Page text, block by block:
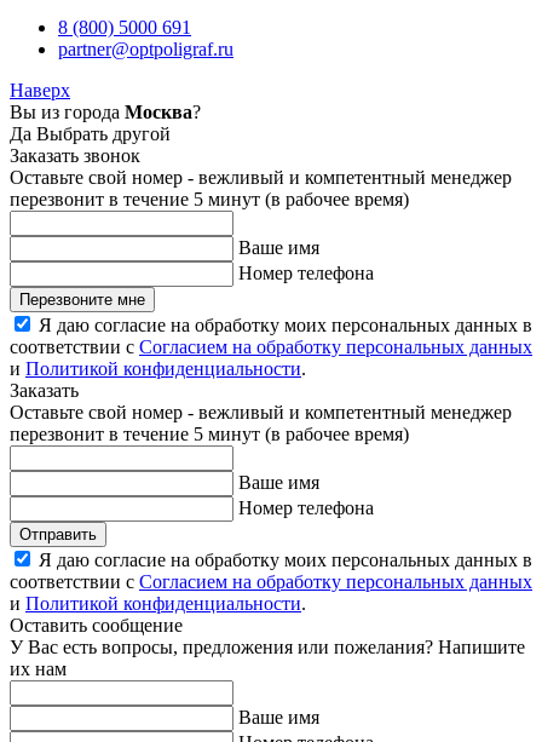
8 (800) 5000 691
partner@optpoligraf.ru
Наверх
Вы из города Москва?
Да Выбрать другой
Заказать звонок
Оставьте свой номер - вежливый и компетентный менеджер
перезвонит в течение 5 минут (в рабочее время)
Ваше имя
Номер телефона
Перезвоните мне
Я даю согласие на обработку моих персональных данных в
соответствии с Согласием на обработку персональных данных
и Политикой конфиденциальности.
Заказать
Оставьте свой номер - вежливый и компетентный менеджер
перезвонит в течение 5 минут (в рабочее время)
Ваше имя
Номер телефона
Отправить
Я даю согласие на обработку моих персональных данных в
соответствии с Согласием на обработку персональных данных
и Политикой конфиденциальности.
Оставить сообщение
У Вас есть вопросы, предложения или пожелания? Напишите
их нам
Ваше имя